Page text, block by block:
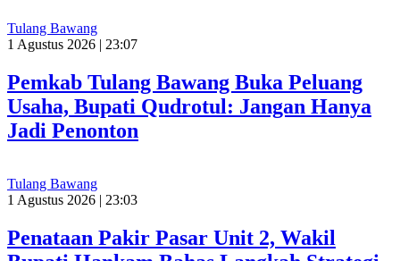
Tulang Bawang
1 Agustus 2026 | 23:07
Pemkab Tulang Bawang Buka Peluang
Usaha, Bupati Qudrotul: Jangan Hanya
Jadi Penonton
Tulang Bawang
1 Agustus 2026 | 23:03
Penataan Pakir Pasar Unit 2, Wakil